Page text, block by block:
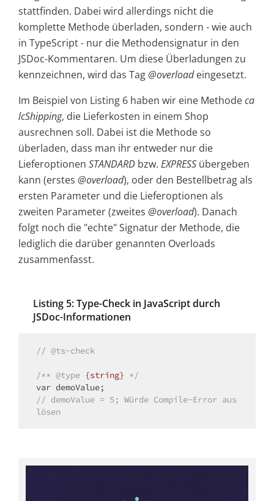
stattfinden. Dabei wird allerdings nicht die
komplette Methode überladen, sondern - wie auch
in TypeScript - nur die Methodensignatur in den
JSDoc-Kommentaren. Um diese Überladungen zu
kennzeichnen, wird das Tag@overloadeingesetzt.
Im Beispiel von Listing 6 haben wir eine Methodeca
lcShipping, die Lieferkosten in einem Shop
ausrechnen soll. Dabei ist die Methode so
überladen, dass man ihr entweder nur die
Lieferoptionen STANDARD bzw. EXPRESS übergeben
kann (erstes @overload), oder den Bestellbetrag als
ersten Parameter und die Lieferoptionen als
zweiten Parameter (zweites @overload). Danach
folgt noch die "echte" Signatur der Methode, die
lediglich die darüber genannten Overloads
zusammenfasst.
Listing 5: Type-Check in JavaScript durch
JSDoc-Informationen
// @ts-check
/** @type {string} */
var
// demoValue = 5; Würde Compile-Error aus
lösen